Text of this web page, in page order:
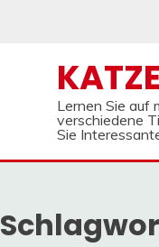
Lernen Sie auf
verschiedene
Sie